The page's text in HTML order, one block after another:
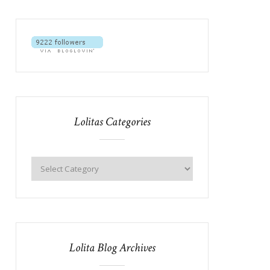
Lolitas Categories
Lolita Blog Archives